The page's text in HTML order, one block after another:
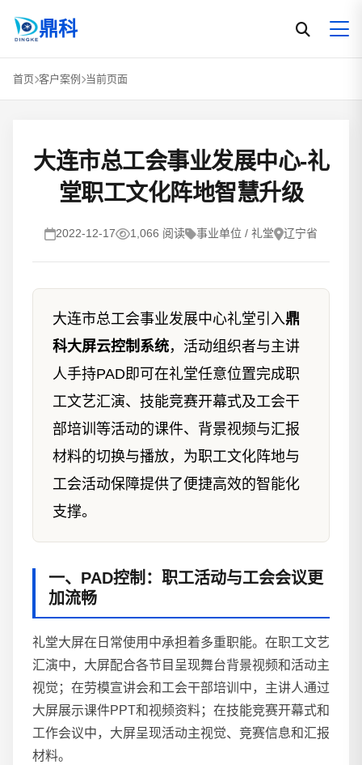
鼎科
首页 客户案例 当前页面
大连市总工会事业发展中心-礼
堂职工文化阵地智慧升级
2022-12-17 1,066 阅读 事业单位 / 礼堂 辽宁省
大连市总工会事业发展中心礼堂引入鼎
科大屏云控制系统，活动组织者与主讲
人手持PAD即可在礼堂任意位置完成职
工文艺汇演、技能竞赛开幕式及工会干
部培训等活动的课件、背景视频与汇报
材料的切换与播放，为职工文化阵地与
工会活动保障提供了便捷高效的智能化
支撑。
一、PAD控制：职工活动与工会会议更
加流畅
礼堂大屏在日常使用中承担着多重职能。在职工文艺
汇演中，大屏配合各节目呈现舞台背景视频和活动主
视觉；在劳模宣讲会和工会干部培训中，主讲人通过
大屏展示课件PPT和视频资料；在技能竞赛开幕式和
工作会议中，大屏呈现活动主视觉、竞赛信息和汇报
材料。